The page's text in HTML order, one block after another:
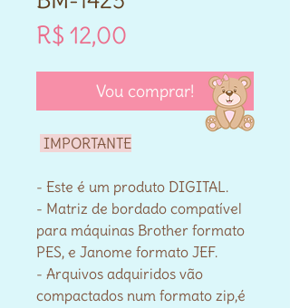
R$ 12,00
Vou comprar!
IMPORTANTE
- Este é um produto DIGITAL.
- Matriz de bordado compatível
para máquinas Brother formato
PES, e Janome formato JEF.
- Arquivos adquiridos vão
compactados num formato zip,é